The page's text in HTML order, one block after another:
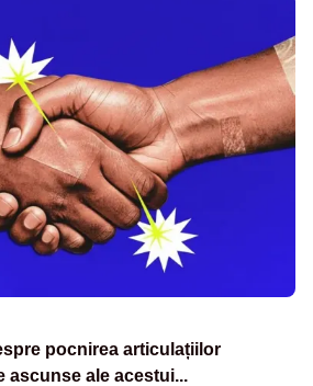
pocnirea articulațiilor
ascunse ale acestui...